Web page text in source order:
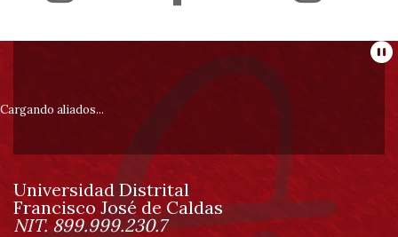
Información
pie
de
página
Cargando aliados...
Información
Universidad Distrital
Francisco José de Caldas
NIT. 899.999.230.7